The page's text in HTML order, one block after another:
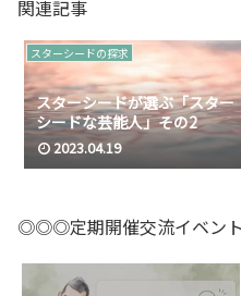
関連記事
スターシードの探求
スターシードが選ぶ「スター
シードな芸能人」その2
2023.04.19
◎◎◎定期開催交流イベ